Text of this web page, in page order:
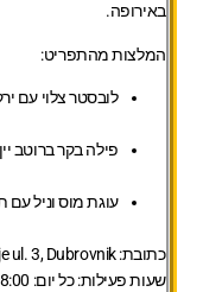
באירופה.
המלצות מהתפריט:
לובסטר צלוי עם
פילה בקר ברוטב
עוגת מוס וניל עם
כתובת:Brsalje ul. 3, Dubrovnik
שעות פעילות:כל יום: 18:00–23:00